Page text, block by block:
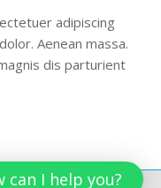
adipiscing
Aenean massa.
dis parturient
can I help you?